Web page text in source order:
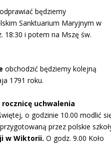
będziemy
Sanktuarium Maryjnym w
18:30 i potem na Mszę św.
obchodzić będziemy kolejną
1791 roku.
rocznicę uchwalenia
o godzinie 10.00 modlić
przez polskie
w Wiktorii. O godz. 9.00 Koło